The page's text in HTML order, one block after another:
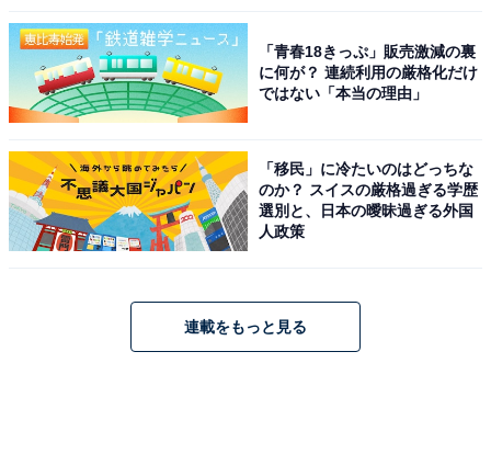
「青春18きっぷ」販売激減の裏
に何が？ 連続利用の厳格化だけ
ではない「本当の理由」
「移民」に冷たいのはどっちな
のか？ スイスの厳格過ぎる学歴
選別と、日本の曖昧過ぎる外国
人政策
連載をもっと見る